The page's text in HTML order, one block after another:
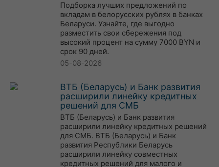
Подборка лучших предложений по
вкладам в белорусских рублях в банках
Беларуси. Узнайте, где выгодно
разместить свои сбережения под
высокий процент на сумму 7000 BYN и
срок 90 дней.
05-08-2026
ВТБ (Беларусь) и Банк развития
расширили линейку кредитных
решений для СМБ
ВТБ (Беларусь) и Банк развития
расширили линейку кредитных решений
для СМБ. ВТБ (Беларусь) и Банк
развития Республики Беларусь
расширили линейку совместных
кредитных решений для малого и